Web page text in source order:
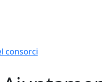
consorci